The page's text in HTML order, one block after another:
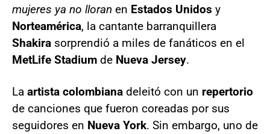
mujeres ya no lloran en Estados Unidos y
Norteamérica, la cantante barranquillera
Shakira sorprendió a miles de fanáticos en el
MetLife Stadium de Nueva Jersey.
La artista colombiana deleitó con un repertorio
de canciones que fueron coreadas por sus
seguidores en Nueva York. Sin embargo, uno de